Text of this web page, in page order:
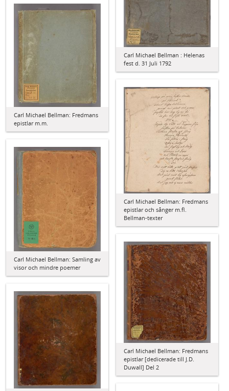
Carl Michael Bellman : Helenas
fest d. 31 Juli 1792
Carl Michael Bellman: Fredmans
epistlar m.m.
Carl Michael Bellman: Fredmans
epistlar och sånger m.fl.
Bellman-texter
Carl Michael Bellman: Samling av
visor och mindre poemer
Carl Michael Bellman: Fredmans
epistlar [dedicerade till J.D.
Duwall] Del 2